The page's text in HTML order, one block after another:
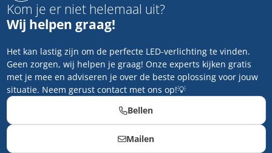
Kom je er niet helemaal uit?
Wij helpen graag!
Het kan lastig zijn om de perfecte LED-verlichting te vinden.
Geen zorgen, wij helpen je graag! Onze experts kijken gratis
met je mee en adviseren je over de beste oplossing voor jouw
situatie. Neem gerust contact met ons op!💡
Bellen
Mailen